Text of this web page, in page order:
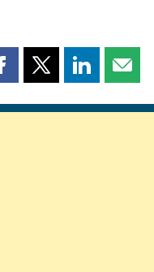
Partager
page
Partager
page
Partager
page page